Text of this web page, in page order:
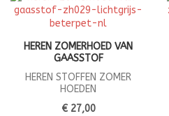
HEREN ZOMERHOED VAN
GAASSTOF
HEREN STOFFEN ZOMER
HOEDEN
€ 27,00